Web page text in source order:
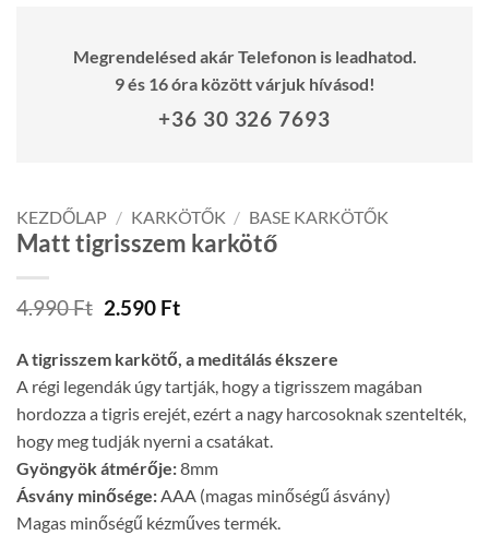
Megrendelésed akár Telefonon is leadhatod.
9 és 16 óra között várjuk hívásod!
+36 30 326 7693
KEZDŐLAP / KARKÖTŐK / BASE KARKÖTŐK
Matt tigrisszem karkötő
4.990Ft Original
was:
4.990 Ft.
2.590 FtCurrent
2.590 Ft.
A tigrisszem karkötő, a meditálás ékszere
A régi legendák úgy tartják, hogy a tigrisszem magában
hordozza a tigris erejét, ezért a nagy harcosoknak szentelték,
hogy meg tudják nyerni a csatákat.
Gyöngyök átmérője:8mm
Ásvány minősége: AAA (magas minőségű ásvány)
Magas minőségű kézműves termék.